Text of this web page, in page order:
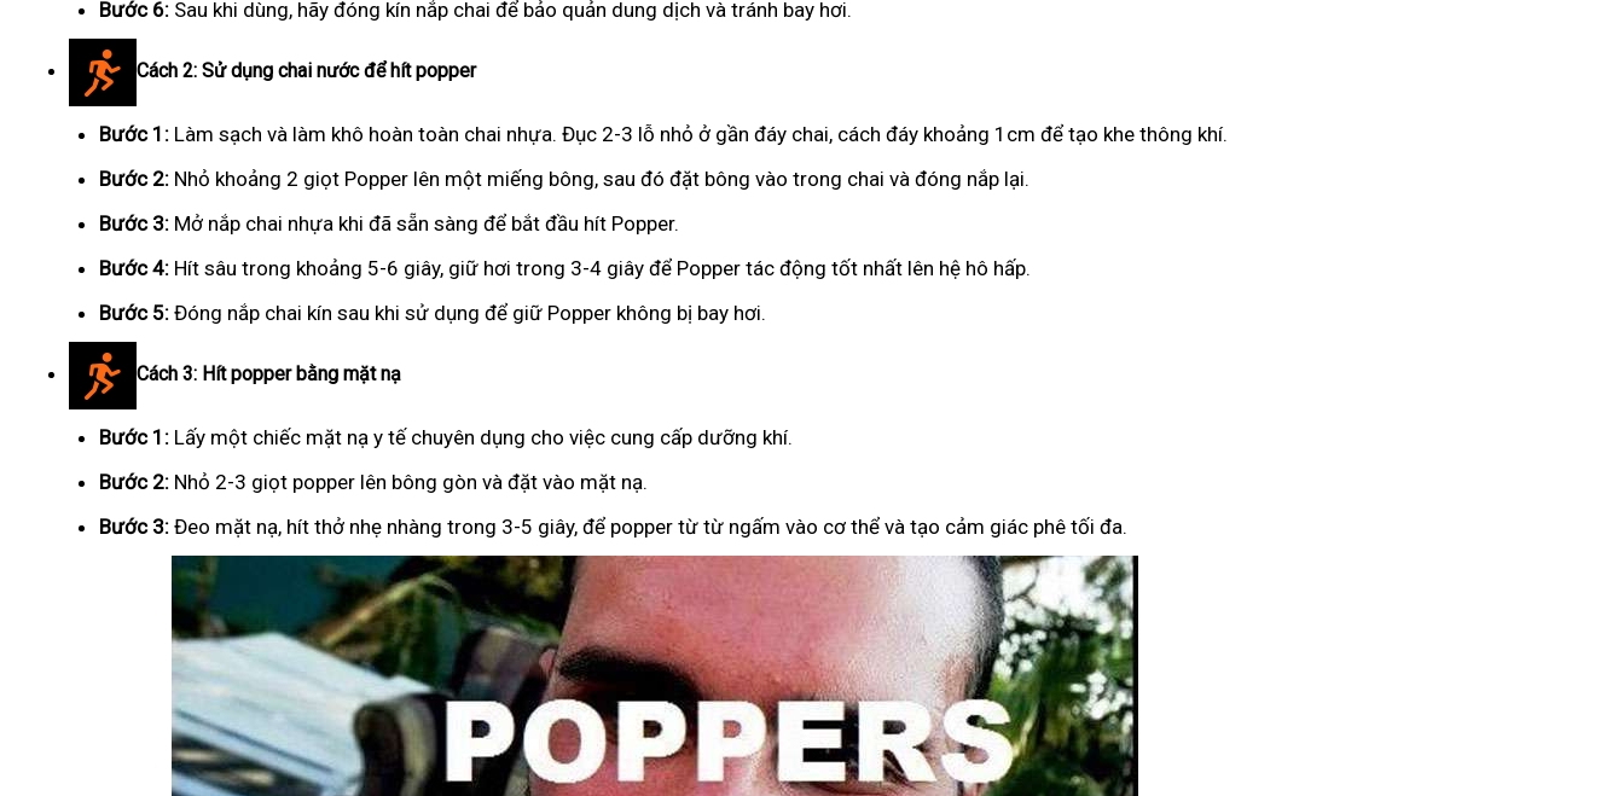
Bước 6: Sau khi dùng, hãy đóng kín nắp chai để bảo quản dung dịch và tránh bay hơi.
Cách 2: Sử dụng chai nước để hít popper
Bước 1: Làm sạch và làm khô hoàn toàn chai nhựa. Đục 2-3 lỗ nhỏ ở gần đáy chai, cách đáy khoảng 1cm để tạo khe thông khí.
Bước 2: Nhỏ khoảng 2 giọt Popper lên một miếng bông, sau đó đặt bông vào trong chai và đóng nắp lại.
Bước 3: Mở nắp chai nhựa khi đã sẵn sàng để bắt đầu hít Popper.
Bước 4: Hít sâu trong khoảng 5-6 giây, giữ hơi trong 3-4 giây để Popper tác động tốt nhất lên hệ hô hấp.
Bước 5: Đóng nắp chai kín sau khi sử dụng để giữ Popper không bị bay hơi.
Cách 3: Hít popper bằng mặt nạ
Bước 1: Lấy một chiếc mặt nạ y tế chuyên dụng cho việc cung cấp dưỡng khí.
Bước 2: Nhỏ 2-3 giọt popper lên bông gòn và đặt vào mặt nạ.
Bước 3: Đeo mặt nạ, hít thở nhẹ nhàng trong 3-5 giây, để popper từ từ ngấm vào cơ thể và tạo cảm giác phê tối đa.